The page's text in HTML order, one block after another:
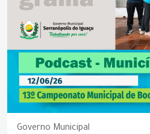
Governo Municipal